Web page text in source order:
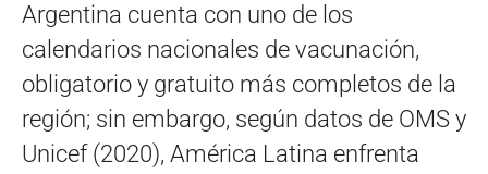
Argentina cuenta con uno de los
calendarios nacionales de vacunación,
obligatorio y gratuito más completos de la
región; sin embargo, según datos de OMS y
Unicef (2020), América Latina enfrenta